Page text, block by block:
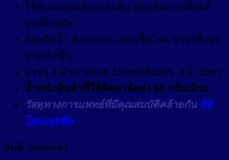
ใช้กับแผลกดทับระยะต้น ป้องกันการเสียดสี
ของผิวหนัง
ป้องกันน้ำ สิ่งสกปรก และเชื้อโรค ช่วยให้แผล
หายเร็วขึ้น
บรรจุ 1 ม้วน ขนาด 10 เซนติเมตร x 2 เมตร
น้ำหนักสินค้าที่ใช้คิดค่าจัดส่ง 60 กรัม/ม้วน
วัสดุทางการแพทย์ที่มีคุณสมบัติคล้ายกัน ซิลิ
โคนเจลชีท
สินค้าหมดแล้ว